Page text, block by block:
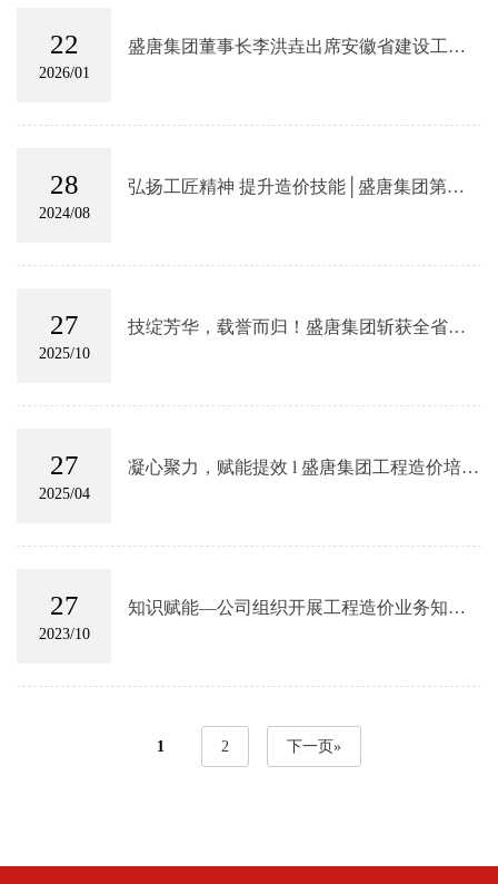
22
2026/01
盛唐集团董事长李洪垚出席安徽省建设工程
28
2024/08
弘扬工匠精神 提升造价技能│盛唐集团第一
27
2025/10
技绽芳华，载誉而归！盛唐集团斩获全省工
27
2025/04
凝心聚力，赋能提效 l 盛唐集团工程造价培训
27
2023/10
知识赋能—公司组织开展工程造价业务知识
1 2 下一页»